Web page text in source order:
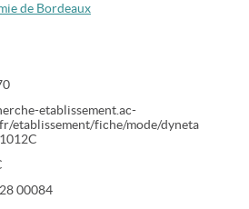
de Bordeaux
etablissement.ac-
etablissement/fiche/mode/dyneta
00084